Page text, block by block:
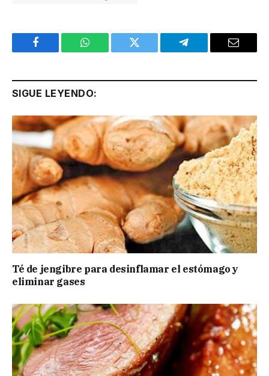
Facebook WhatsApp Twitter Telegram Email
SIGUE LEYENDO:
Té de jengibre para desinflamar el estómago y
eliminar gases